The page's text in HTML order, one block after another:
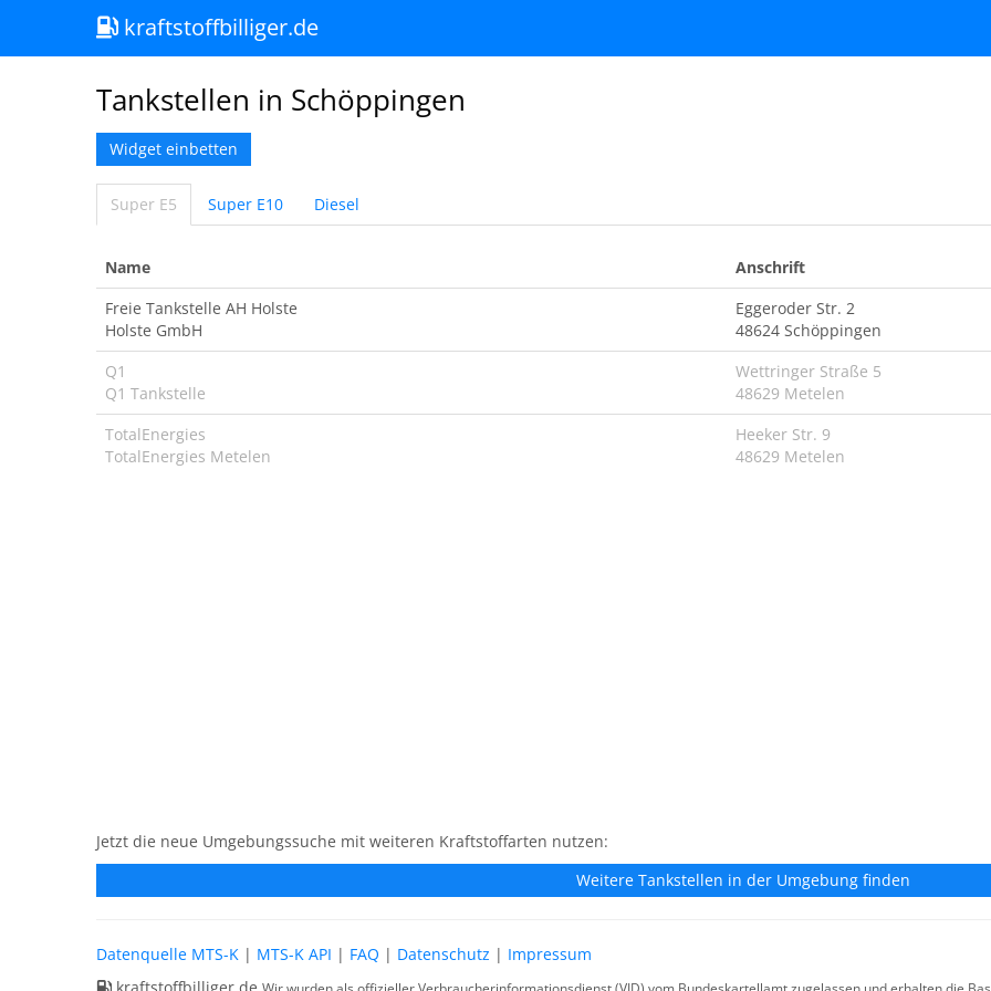
kraftstoffbilliger.de
Tankstellen in Schöppingen
Widget einbetten
Super E5 Super E10 Diesel
Name Anschrift
Freie Tankstelle AH Holste
Holste GmbH
Eggeroder Str. 2
48624 Schöppingen
Q1
Q1 Tankstelle
Wettringer Straße 5
48629 Metelen
TotalEnergies
TotalEnergies Metelen
Heeker Str. 9
48629 Metelen
Jetzt die neue Umgebungssuche mit weiteren Kraftstoffarten nutzen:
Weitere Tankstellen in der Umgebung finden
Datenquelle MTS-K | MTS-K API | FAQ | Datenschutz | Impressum